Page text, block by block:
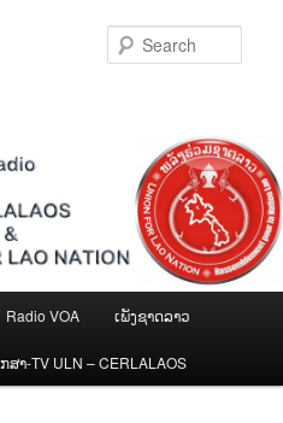
Radio VOA ເພັງຊາດລາວ
າ-TV ULN – CERLALAOS